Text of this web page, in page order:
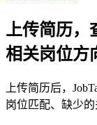
上传简历，
相关岗位方
上传简历后，
岗位匹配、缺少